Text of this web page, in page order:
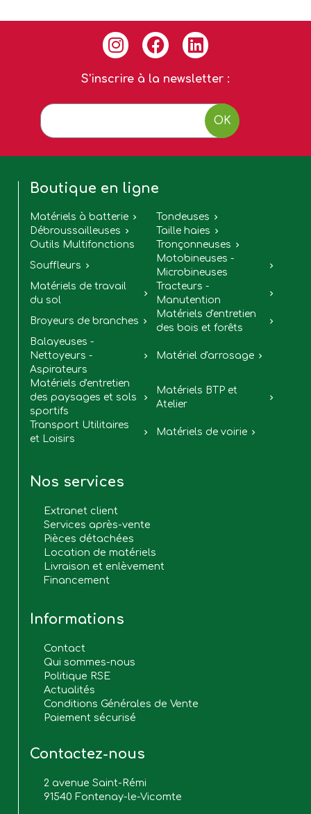
S'inscrire à la newsletter :
OK
Boutique en ligne
Matériels à batterie  Tondeuses 
Débroussailleuses  Taille haies 
Outils Multifonctions Tronçonneuses 
Souffleurs 
Motobineuses -
Microbineuses

Matériels de travail
du sol

Tracteurs -
Manutention

Broyeurs de branches 
Matériels d'entretien
des bois et forêts

Balayeuses -
Nettoyeurs -
Aspirateurs
 Matériel d'arrosage 
Matériels d'entretien
des paysages et sols
sportifs

Matériels BTP et
Atelier

Transport Utilitaires
et Loisirs
 Matériels de voirie 
Nos services
Extranet client
Services après-vente
Pièces détachées
Location de matériels
Livraison et enlèvement
Financement
Informations
Contact
Qui sommes-nous
Politique RSE
Actualités
Conditions Générales de Vente
Paiement sécurisé
Contactez-nous
2 avenue Saint-Rémi
91540 Fontenay-le-Vicomte